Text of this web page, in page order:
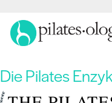
Die Pilates